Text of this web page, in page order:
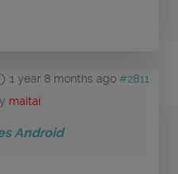
1 year 8 months ago #2811
maitai
Android